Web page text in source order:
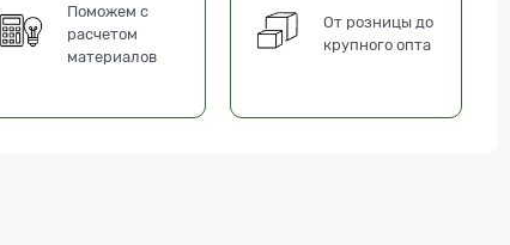
Поможем с
расчетом
материалов
От розницы до
крупного опта